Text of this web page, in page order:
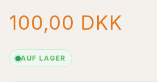
100,00 DKK
AUF LAGER